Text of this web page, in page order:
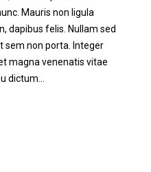
Mauris non ligula
dapibus felis. Nullam sed
sem non porta. Integer
magna venenatis vitae
dictum…